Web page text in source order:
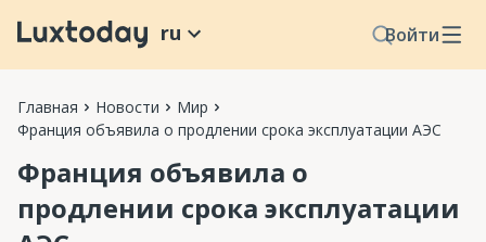
Войти
ru
Главная Новости
Мир
Франция объявила о продлении срока эксплуатации АЭС
Франция объявила о
продлении срока эксплуатации